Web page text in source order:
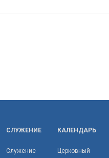
СЛУЖЕНИЕ
Служение
КАЛЕНДАРЬ
Церковный